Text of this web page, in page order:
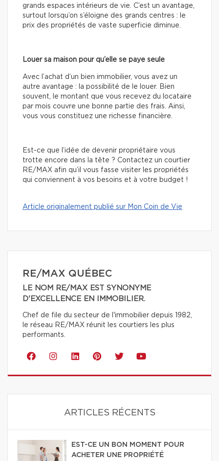
grands espaces intérieurs de vie. C’est un avantage,
surtout lorsqu’on s’éloigne des grands centres : le
prix des propriétés de vaste superficie diminue.
Louer sa maison pour qu’elle se paye seule
Avec l’achat d’un bien immobilier, vous avez un
autre avantage : la possibilité de le louer. Bien
souvent, le montant que vous recevez du locataire
par mois couvre une bonne partie des frais. Ainsi,
vous vous constituez une richesse financière.
Est-ce que l’idée de devenir propriétaire vous
trotte encore dans la tête ? Contactez un courtier
RE/MAX afin qu’il vous fasse visiter les propriétés
qui conviennent à vos besoins et à votre budget !
Article originalement publié sur Mon Coin de Vie
RE/MAX QUÉBEC
LE NOM RE/MAX EST SYNONYME
D'EXCELLENCE EN IMMOBILIER.
Chef de file du secteur de l'immobilier depuis 1982,
le réseau RE/MAX réunit les courtiers les plus
performants.
ARTICLES RÉCENTS
EST-CE UN BON MOMENT POUR
ACHETER UNE PROPRIÉTÉ